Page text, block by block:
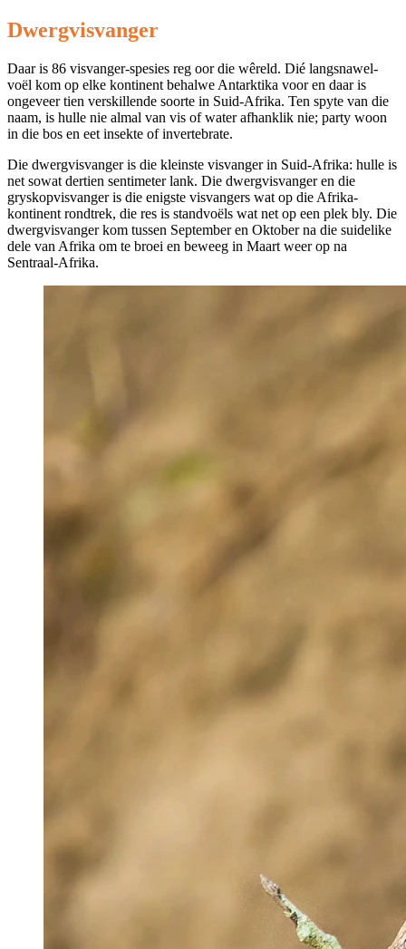
Dwergvisvanger
Daar is 86 visvanger-spesies reg oor die wêreld. Dié langsnawel-
voël kom op elke kontinent behalwe Antarktika voor en daar is
ongeveer tien verskillende soorte in Suid-Afrika. Ten spyte van die
naam, is hulle nie almal van vis of water afhanklik nie; party woon
in die bos en eet insekte of invertebrate.
Die dwergvisvanger is die kleinste visvanger in Suid-Afrika: hulle is
net sowat dertien sentimeter lank. Die dwergvisvanger en die
gryskopvisvanger is die enigste visvangers wat op die Afrika-
kontinent rondtrek, die res is standvoëls wat net op een plek bly. Die
dwergvisvanger kom tussen September en Oktober na die suidelike
dele van Afrika om te broei en beweeg in Maart weer op na
Sentraal-Afrika.